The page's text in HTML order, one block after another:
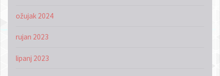
ožujak 2024
rujan 2023
lipanj 2023